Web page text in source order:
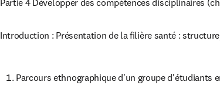
Partie 4 Développer des compétences disciplinaires
Introduction : Présentation de la filière santé :
Parcours ethnographique d'un groupe d'étudiants